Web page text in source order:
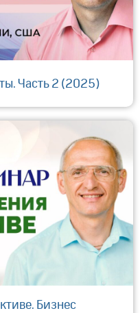
Часть 2 (2025)
Бизнес